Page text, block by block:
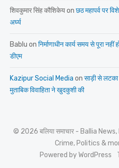
शिवकुमार सिंह कौशिकेयon छठ महापर्व पर
अर्घ्य
Bablu on निर्माणाधीन कार्य समय से पूरा
डीएम
Kazipur Social Media on साड़ी से लटका
मुताबिक विवाहिता ने खुदकुशी की
© 2026 बलिया समाचार - Ballia
Crime, Politics &
Powered by WordPress